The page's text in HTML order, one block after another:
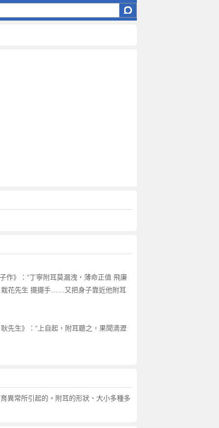
作》：“丁寧附耳莫漏洩，薄命正值 飛廉
栽花先生 擺擺手……又把身子靠近他附耳
先生》：“上自起，附耳聽之，果聞滴瀝
異常所引起的。附耳的形狀、大小多種多